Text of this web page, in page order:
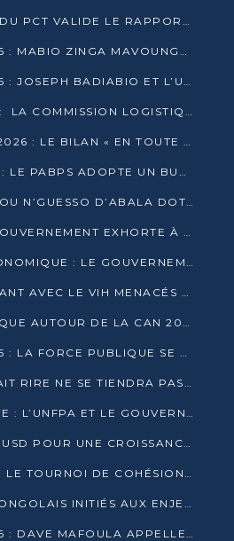
LE COMITÉ CENTRAL DU PCT VALIDE LE RAPPORT DU CONGRÈS ET SOUTIENT DENIS SASSOU N’GUESSO
PRÉSIDENTIELLE 2026 : MABIO ZINGA MAVOUNGOU DÉCLARE SA CANDIDATURE ET CHARGE LE BILAN DU PCT
PRÉSIDENTIELLE 2026 : JOSEPH BADIABIO ET L’UDH-YUKI JOUENT LA PRUDENCE
6ᵉ CONGRÈS DU PCT : LA COMMISSION LOGISTIQUE ASSURE LA DISTRIBUTION DES KITS
QUINQUENNAT 2021-2026 : LE BILAN « EN TOUTE TRANSPARENCE » PRÉSENTÉ À LA PRESSE
ÉCONOMIE FLUVIALE : LE PABPS ADOPTE UN BUDGET 2026 DE PLUS DE 2,7 MILLIARDS FCFA
LE LYCÉE DENIS SASSOU N’GUESSO D’ABALA DOTÉ D’UNE SALLE MULTIMÉDIA
POINTE-NOIRE : LE GOUVERNEMENT EXHORTE À UN USAGE RESPONSABLE DU NOUVEAU MATÉRIEL MUNICIPAL
SITUATION SOCIOÉCONOMIQUE : LE GOUVERNEMENT INTERPELLÉ DEVANT LE SÉNAT
20.000 PATIENTS VIVANT AVEC LE VIH MENACÉS D’ARRÊT DE TRAITEMENT
AGL MOBILISE L’AFRIQUE AUTOUR DE LA CAN 2025
PRÉSIDENTIELLE 2026 : LA FORCE PUBLIQUE SE PRÉPARE À SÉCURISER LE SCRUTIN
LE SPECTACLE FORFAIT RIRE NE SE TIENDRA PAS LE 1ER JANVIER
SANTÉ REPRODUCTIVE : L’UNFPA ET LE GOUVERNEMENT AFFINENT LES PRIORITÉS DE 2026
PLUS DE 13 MILLIONS USD POUR UNE CROISSANCE VERTE ET SOUVERAINE
CONGO–HAND-BALL : LE TOURNOI DE COHÉSION ET DE FRATERNITÉ ALLUME SES LAMPIONS À BRAZZAVILLE
LES JOURNALISTES CONGOLAIS INITIÉS AUX ENJEUX DE L’ÉCONOMIE BLEUE
PRÉSIDENTIELLE 2026 : DAVE MAFOULA APPELLE LES CONGOLAIS À UN « NOUVEAU DÉPART »